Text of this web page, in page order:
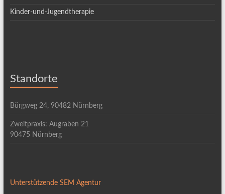
Kinder-und-Jugendtherapie
Standorte
Bürgweg 24, 90482 Nürnberg
Zweitpraxis: Augraben 21
90475 Nürnberg
Unterstützende SEM Agentur